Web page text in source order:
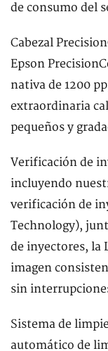
de consumo del
Cabezal
Epson
nativa de 1200
extraordinaria
pequeños y
Verificación de
incluyendo
verificación de
Technology),
de inyectores, la
imagen
sin
Sistema de
automático de